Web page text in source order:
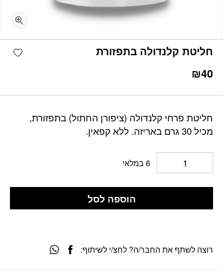
חליטת קלנדולה בתפזורת
₪40
חליטת פרחי קלנדולה (ציפורן החתול) בתפזורת,
מכיל 30 גרם באריזה. ללא קפאין.
כמות חליטת קלנדולה בתפזורת
6 במלאי
הוספה לסל
רוצה לשתף את החבר/ה? לחצ/י לשיתוף: